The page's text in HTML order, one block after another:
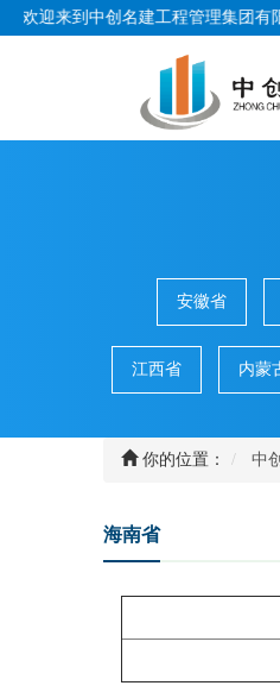
欢迎来到中创名建工程管理集团有
安徽省
江西省 内蒙
你的位置： 中
海南省